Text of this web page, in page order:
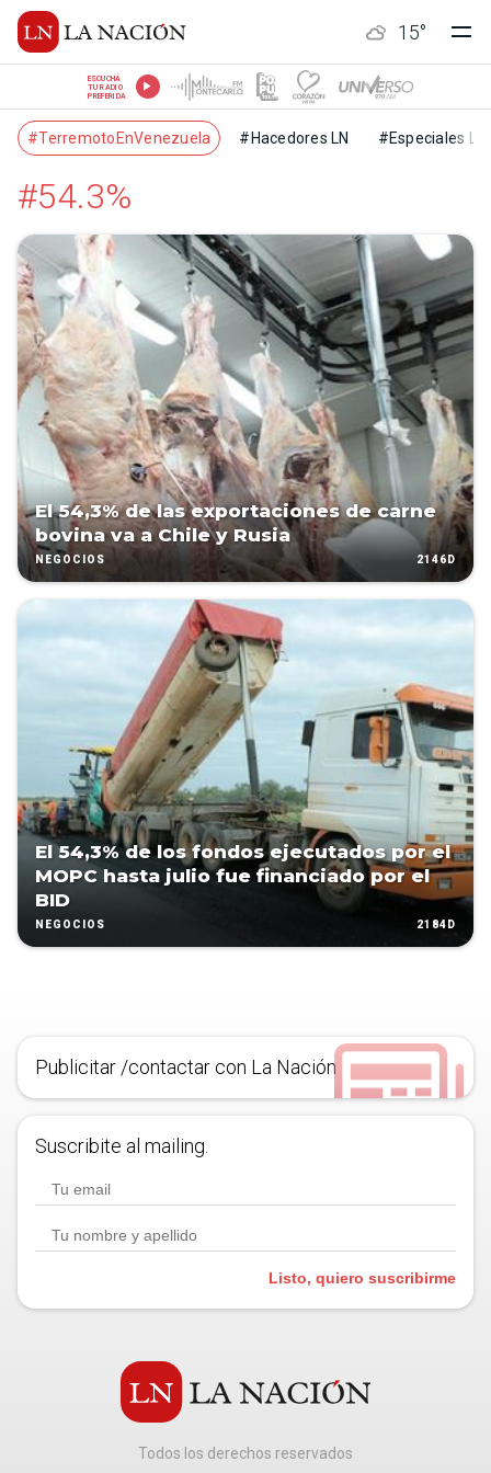
15°
ESCUCHÁ
TU RADIO
PREFERIDA
#TerremotoEnVenezuela #Hacedores LN #Especiales LN
#54.3%
El 54,3% de las exportaciones de carne
bovina va a Chile y Rusia
NEGOCIOS 2146D
El 54,3% de los fondos ejecutados por el
MOPC hasta julio fue financiado por el
BID
NEGOCIOS 2184D
Publicitar /contactar con La Nación
Suscribite al mailing.
Listo, quiero suscribirme
Todos los derechos reservados